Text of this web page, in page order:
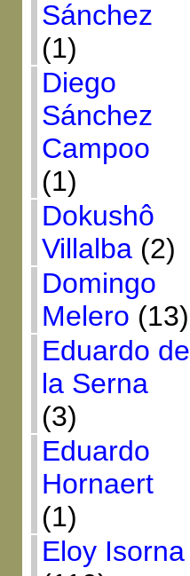
Sánchez
(1)
Diego
Sánchez
Campoo
(1)
Dokushô
Villalba(2)
Domingo
Melero (13)
Eduardo de
la Serna
(3)
Eduardo
Hornaert
(1)
Eloy Isorna